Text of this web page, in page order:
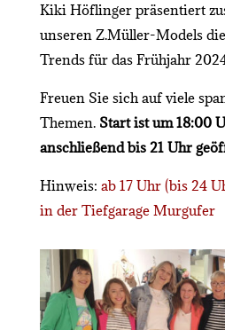
Kiki Höflinger präsentiert
unseren Z.Müller-Models
Trends für das Frühjahr
Freuen Sie sich auf viele
Themen. Start ist um 18:00
anschließend bis 21 Uhr
Hinweis: ab 17 Uhr (bis 24
in der Tiefgarage Murgufer